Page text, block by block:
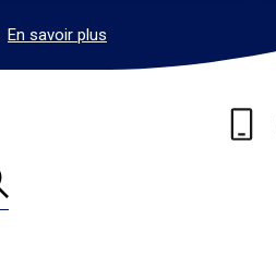
En savoir plus